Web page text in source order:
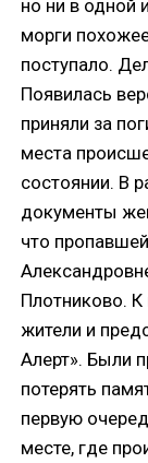
но ни в одной
морги
поступало.
Появилась
приняли за
места
состоянии. В
документы
что
Плотниково.
жители и
Алерт». Были
потерять
первую
месте, где